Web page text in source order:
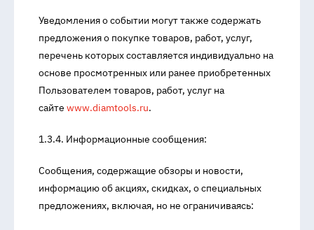
Уведомления о событии могут также содержать
предложения о покупке товаров, работ, услуг,
перечень которых составляется индивидуально на
основе просмотренных или ранее приобретенных
Пользователем товаров, работ, услуг на
сайте www.diamtools.ru.
1.3.4. Информационные сообщения:
Сообщения, содержащие обзоры и новости,
информацию об акциях, скидках, о специальных
предложениях, включая, но не ограничиваясь: